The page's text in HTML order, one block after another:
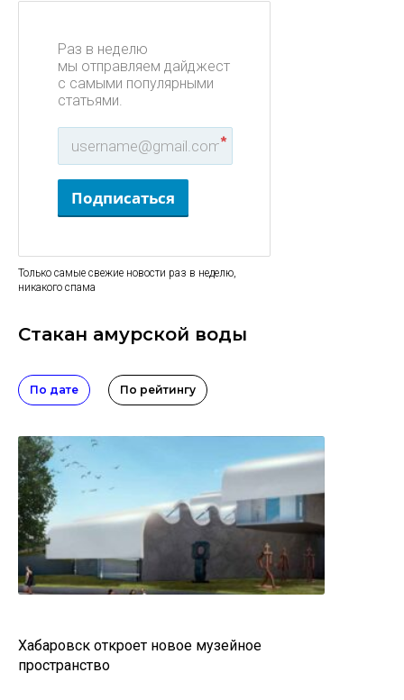
Раз в неделю
мы отправляем дайджест
с самыми популярными
статьями.
*
Подписаться
Только самые свежие новости раз в неделю,
никакого спама
Стакан амурской воды
По дате По рейтингу
Хабаровск откроет новое музейное
пространство